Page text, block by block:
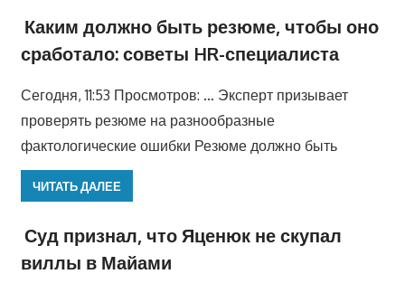
Каким должно быть резюме, чтобы оно
сработало: советы HR-специалиста
Сегодня, 11:53 Просмотров: … Эксперт призывает
проверять резюме на разнообразные
фактологические ошибки Резюме должно быть
ЧИТАТЬ ДАЛЕЕ
Суд признал, что Яценюк не скупал
виллы в Майами